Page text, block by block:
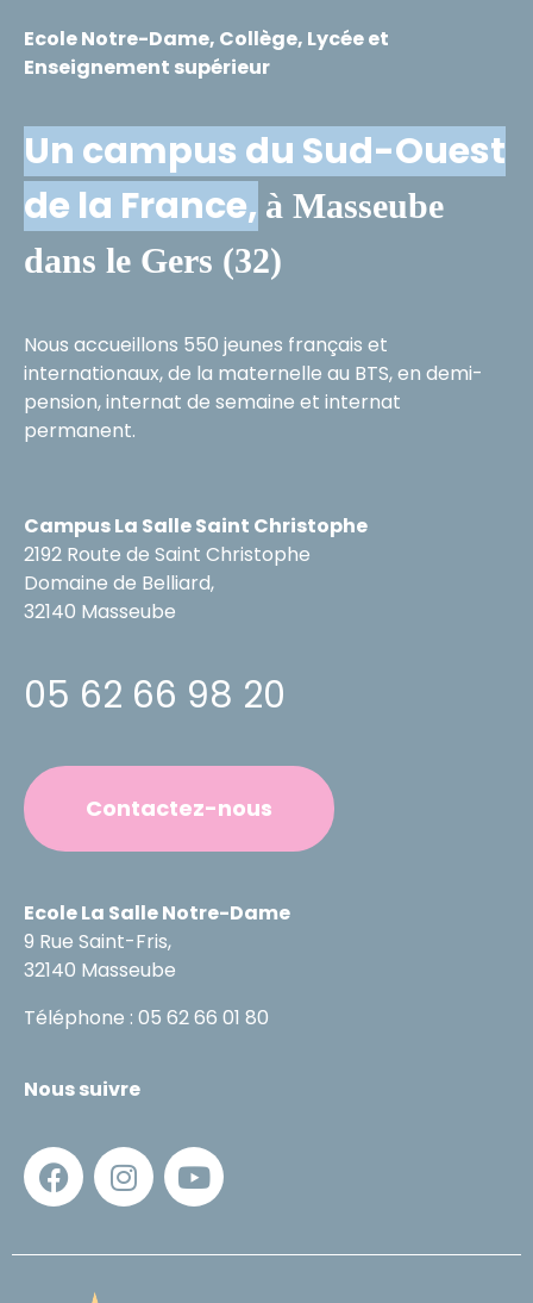
Ecole Notre-Dame, Collège, Lycée et
Enseignement supérieur
Un campus du Sud-Ouest
de la France, à Masseube
dans le Gers (32)
Nous accueillons 550 jeunes français et
internationaux, de la maternelle au BTS, en demi-
pension, internat de semaine et internat
permanent.
Campus La Salle Saint Christophe
2192 Route de Saint Christophe
Domaine de Belliard,
32140 Masseube
05 62 66 98 20
Contactez-nous
Ecole La Salle Notre-Dame
9 Rue Saint-Fris,
32140 Masseube
Téléphone : 05 62 66 01 80
Nous suivre